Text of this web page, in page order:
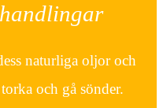
naturliga oljor och
och gå sönder.